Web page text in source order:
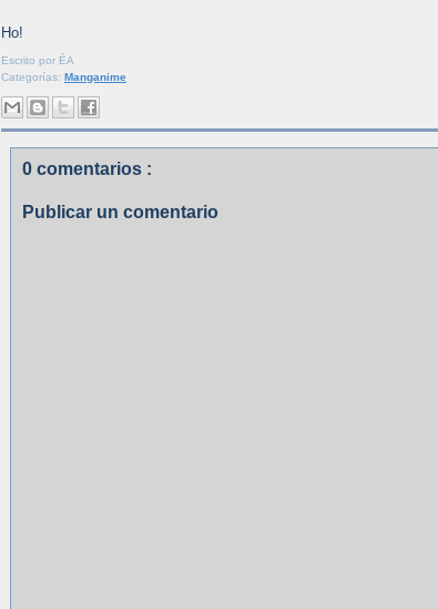
Ho!
Escrito por ÉA
Categorías: Manganime
0 comentarios :
Publicar un comentario